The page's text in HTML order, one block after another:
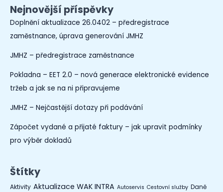
Nejnovější příspěvky
Doplnění aktualizace 26.0402 – předregistrace
zaměstnance, úprava generování JMHZ
JMHZ – předregistrace zaměstnance
Pokladna – EET 2.0 – nová generace elektronické evidence
tržeb a jak se na ni připravujeme
JMHZ – Nejčastější dotazy při podávání
Zápočet vydané a přijaté faktury – jak upravit podmínky
pro výběr dokladů
Štítky
Aktivity Aktualizace WAK INTRA Autoservis Cestovní služby Daně